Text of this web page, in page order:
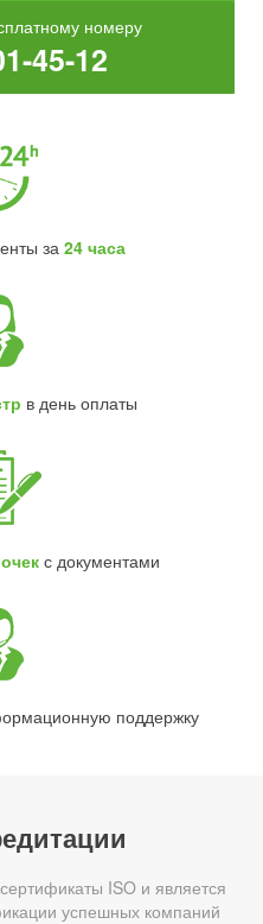
номеру
45-12
за 24 часа
в день оплаты
с документами
поддержку
ISO и является
успешных компаний